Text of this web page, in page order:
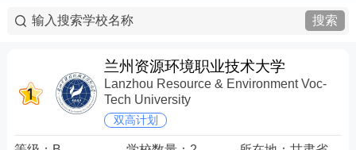
水利工程施工等方面的基础知识和技能，在水利水电工程技术领域
进行工程施工技术应用和组织管理、施工质量监控、安全管理、概
量监控等。 关键词：水利 水电 招标 工程
水利工程施工等方面的基础知识和技能，在水利水电工程技术领域
进行工程施工技术应用和组织管理、施工质量监控、安全管理、概
量监控等。 关键词：水利 水电 招标 工程
搜索
兰州资源环境职业技术大学
Lanzhou Resource & Environment Voc-
Tech University
双高计划